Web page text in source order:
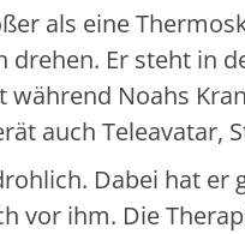
als eine
Er steht in
Noahs
auch Teleavatar,
Dabei hat er
vor ihm. Die